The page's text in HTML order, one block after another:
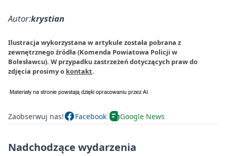
Autor:krystian
Ilustracja wykorzystana w artykule została pobrana z
zewnętrznego źródła (Komenda Powiatowa Policji w
Bolesławcu). W przypadku zastrzeżeń dotyczących praw do
zdjęcia prosimy o kontakt.
Zaobserwuj nas! Facebook Google News
Nadchodzące wydarzenia